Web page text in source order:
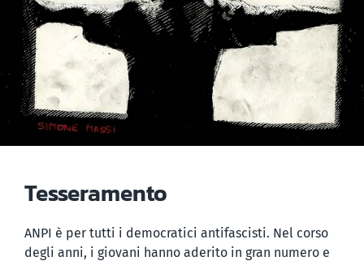
Tesseramento
ANPI è per tutti i democratici antifascisti. Nel corso
degli anni, i giovani hanno aderito in gran numero e